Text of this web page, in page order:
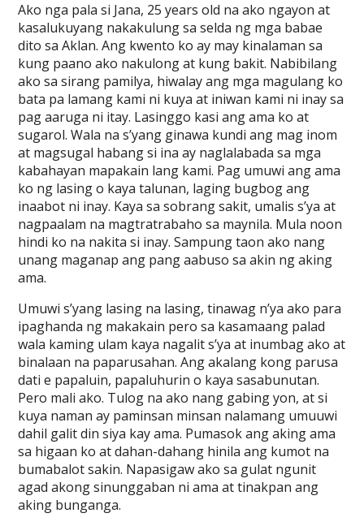
Ako nga pala si Jana, 25 years old na ako ngayon at
kasalukuyang nakakulung sa selda ng mga babae
dito sa Aklan. Ang kwento ko ay may kinalaman sa
kung paano ako nakulong at kung bakit. Nabibilang
ako sa sirang pamilya, hiwalay ang mga magulang ko
bata pa lamang kami ni kuya at iniwan kami ni inay sa
pag aaruga ni itay. Lasinggo kasi ang ama ko at
sugarol. Wala na s’yang ginawa kundi ang mag inom
at magsugal habang si ina ay naglalabada sa mga
kabahayan mapakain lang kami. Pag umuwi ang ama
ko ng lasing o kaya talunan, laging bugbog ang
inaabot ni inay. Kaya sa sobrang sakit, umalis s’ya at
nagpaalam na magtratrabaho sa maynila. Mula noon
hindi ko na nakita si inay. Sampung taon ako nang
unang maganap ang pang aabuso sa akin ng aking
ama.
Umuwi s’yang lasing na lasing, tinawag n’ya ako para
ipaghanda ng makakain pero sa kasamaang palad
wala kaming ulam kaya nagalit s’ya at inumbag ako at
binalaan na paparusahan. Ang akalang kong parusa
dati e papaluin, papaluhurin o kaya sasabunutan.
Pero mali ako. Tulog na ako nang gabing yon, at si
kuya naman ay paminsan minsan nalamang umuuwi
dahil galit din siya kay ama. Pumasok ang aking ama
sa higaan ko at dahan-dahang hinila ang kumot na
bumabalot sakin. Napasigaw ako sa gulat ngunit
agad akong sinunggaban ni ama at tinakpan ang
aking bunganga.